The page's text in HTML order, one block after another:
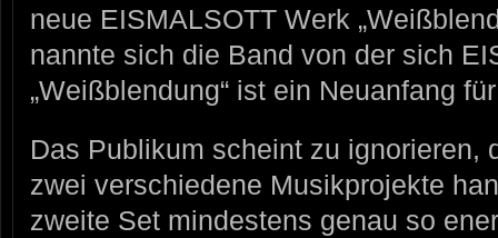
neue EISMALSOTT Werk
nannte sich die Band von der sich
„Weißblendung“ ist ein Neuanfang
Das Publikum scheint zu ignorieren,
zwei verschiedene Musikprojekte
zweite Set mindestens genau so